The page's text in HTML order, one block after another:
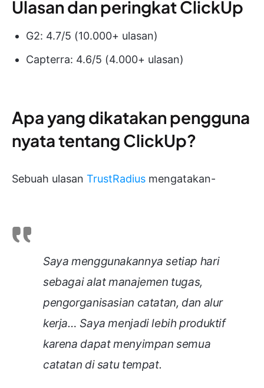
Ulasan dan peringkat ClickUp
G2: 4.7/5 (10.000+ ulasan)
Capterra: 4.6/5 (4.000+ ulasan)
Apa yang dikatakan pengguna
nyata tentang ClickUp?
Sebuah ulasan TrustRadius mengatakan-
Saya menggunakannya setiap hari
sebagai alat manajemen tugas,
pengorganisasian catatan, dan alur
kerja… Saya menjadi lebih produktif
karena dapat menyimpan semua
catatan di satu tempat.